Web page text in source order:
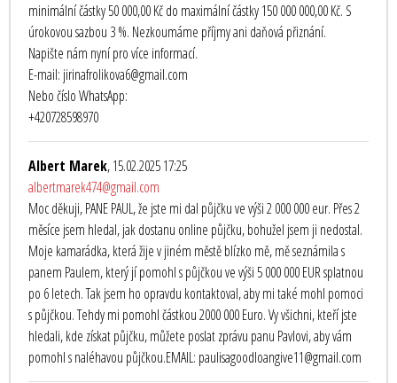
minimální částky 50 000,00 Kč do maximální částky 150 000 000,00 Kč. S
úrokovou sazbou 3 %. Nezkoumáme příjmy ani daňová přiznání.
Napište nám nyní pro více informací.
E-mail: jirinafrolikova6@gmail.com
Nebo číslo WhatsApp:
+420728598970
Albert Marek, 15.02.2025 17:25
albertmarek474@gmail.com
Moc děkuji, PANE PAUL, že jste mi dal půjčku ve výši 2 000 000 eur. Přes 2
měsíce jsem hledal, jak dostanu online půjčku, bohužel jsem ji nedostal.
Moje kamarádka, která žije v jiném městě blízko mě, mě seznámila s
panem Paulem, který jí pomohl s půjčkou ve výši 5 000 000 EUR splatnou
po 6 letech. Tak jsem ho opravdu kontaktoval, aby mi také mohl pomoci
s půjčkou. Tehdy mi pomohl částkou 2000 000 Euro. Vy všichni, kteří jste
hledali, kde získat půjčku, můžete poslat zprávu panu Pavlovi, aby vám
pomohl s naléhavou půjčkou.EMAIL: paulisagoodloangive11@gmail.com